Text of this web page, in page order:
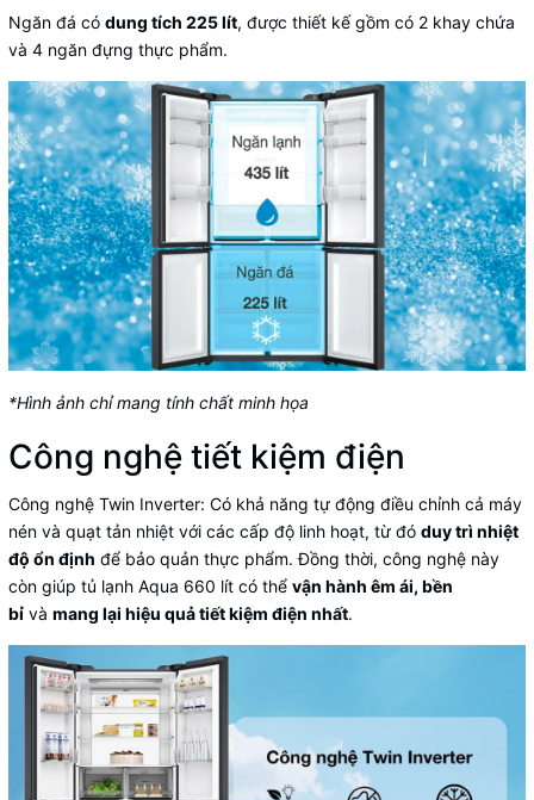
Ngăn đá có dung tích 225 lít, được thiết kế gồm có 2 khay chứa
và 4 ngăn đựng thực phẩm.
*Hình ảnh chỉ mang tính chất minh họa
Công nghệ tiết kiệm điện
Công nghệ Twin Inverter: Có khả năng tự động điều chỉnh cả máy
nén và quạt tản nhiệt với các cấp độ linh hoạt, từ đó duy trì nhiệt
độ ổn định để bảo quản thực phẩm. Đồng thời, công nghệ này
còn giúp tủ lạnh Aqua 660 lít có thể vận hành êm ái, bền
bỉ và mang lại hiệu quả tiết kiệm điện nhất.